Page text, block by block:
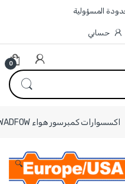
المسؤولية
حسابي
0
اكسسوارات كمبرسور هواء WADFOW
🔍